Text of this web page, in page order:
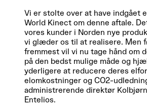
Vi er stolte over at have indgået
World Kinect om denne aftale.
vores kunder i Norden nye
vi glæder os til at realisere. Men
fremmest vil vi nu tage hånd om
på den bedst mulige måde og
yderligere at reducere deres
elomkostninger og CO2-
administrerende direktør
Entelios.